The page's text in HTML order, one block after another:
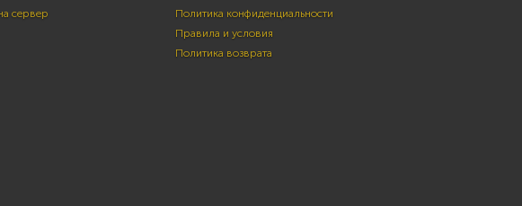
сервер
Политика конфиденциальности
Правила и условия
Политика возврата